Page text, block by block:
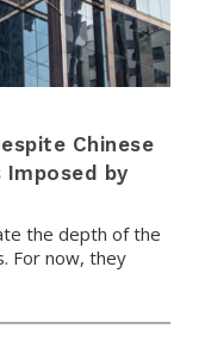
Chinese
by
the depth of the
For now, they